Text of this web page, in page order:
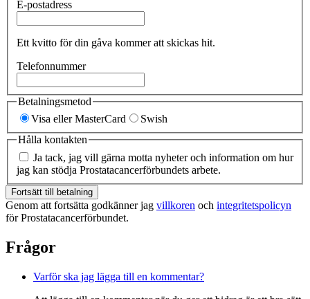
E-postadress
Ett kvitto för din gåva kommer att skickas hit.
Telefonnummer
Betalningsmetod
Visa eller MasterCard
Swish
Hålla kontakten
Ja tack, jag vill gärna motta nyheter och information om hur
jag kan stödja Prostatacancerförbundets arbete.
Fortsätt till betalning
Genom att fortsätta godkänner jag villkoren och integritetspolicyn
för Prostatacancerförbundet.
Frågor
Varför ska jag lägga till en kommentar?